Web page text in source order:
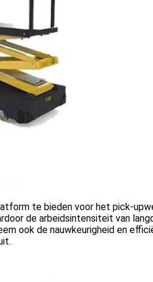
te bieden voor het pick-
de arbeidsintensiteit van
ook de nauwkeurigheid en